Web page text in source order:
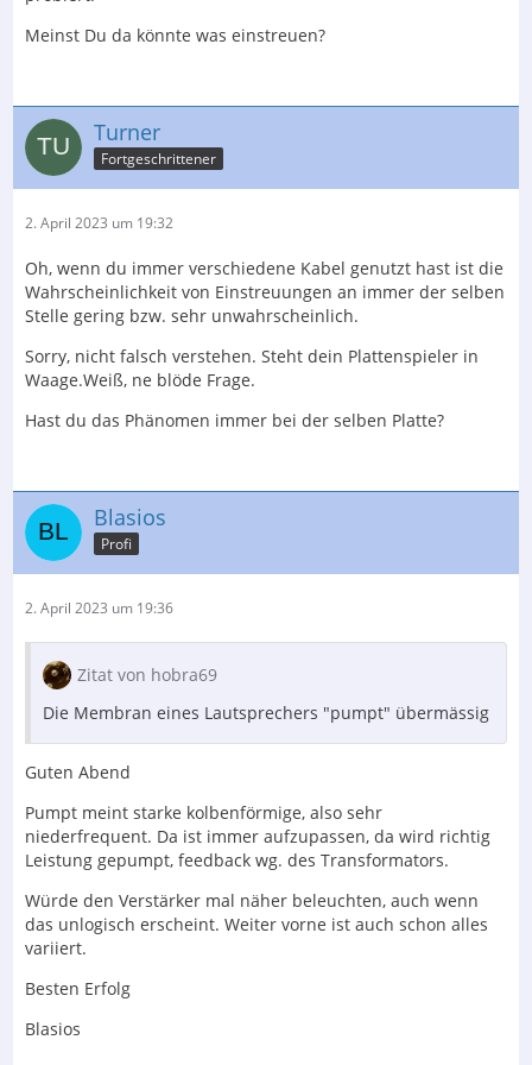
Meinst Du da könnte was einstreuen?
Turner
Fortgeschrittener
2. April 2023 um 19:32
Oh, wenn du immer verschiedene Kabel genutzt hast ist die
Wahrscheinlichkeit von Einstreuungen an immer der selben
Stelle gering bzw. sehr unwahrscheinlich.
Sorry, nicht falsch verstehen. Steht dein Plattenspieler in
Waage.Weiß, ne blöde Frage.
Hast du das Phänomen immer bei der selben Platte?
Blasios
Profi
2. April 2023 um 19:36
Zitat von hobra69
Die Membran eines Lautsprechers "pumpt" übermässig
Guten Abend
Pumpt meint starke kolbenförmige, also sehr
niederfrequent. Da ist immer aufzupassen, da wird richtig
Leistung gepumpt, feedback wg. des Transformators.
Würde den Verstärker mal näher beleuchten, auch wenn
das unlogisch erscheint. Weiter vorne ist auch schon alles
variiert.
Besten Erfolg
Blasios